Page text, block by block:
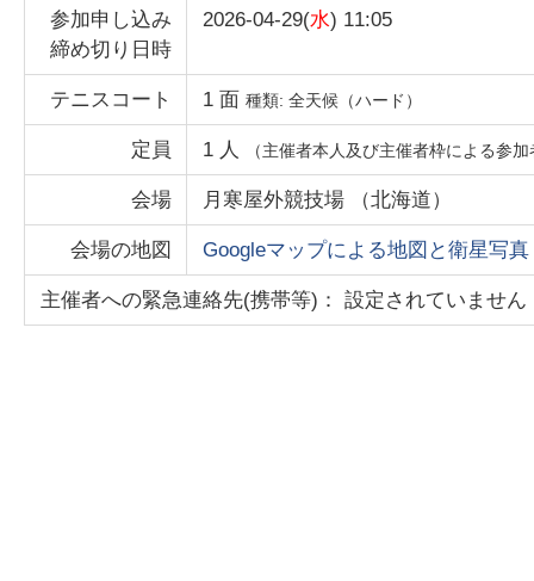
参加申し込み
締め切り日時
2026-04-29(水) 11:05
テニスコート 1 面種類:全天候（ハード）
定員 1 人 （主催者本人及び主催者枠による参加
会場 月寒屋外競技場 （北海道）
会場の地図 Googleマップによる地図と衛星写真
主催者への緊急連絡先(携帯等)： 設定されていません